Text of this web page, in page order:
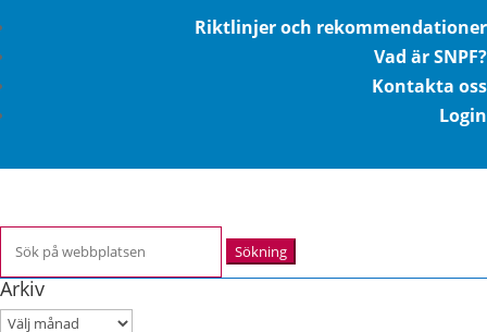
Riktlinjer och rekommendationer
Vad är SNPF?
Kontakta oss
Login
efter:
Arkiv
Arkiv